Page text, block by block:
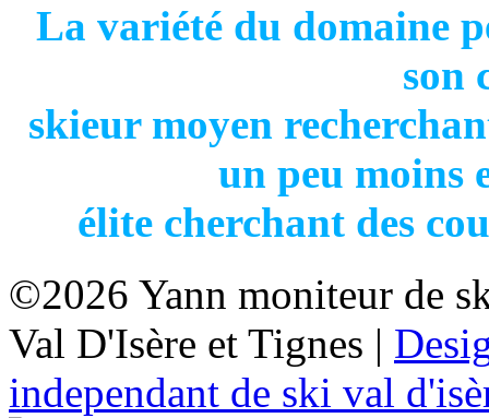
La variété du domaine
son
skieur moyen
un peu moins
élite cherchant des
©2026 Yann moniteur de
Val D'Isère et Tignes |
independant de ski val